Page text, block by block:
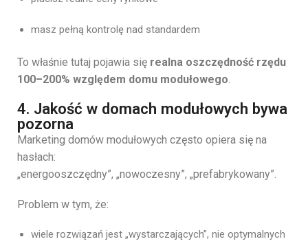
masz pełną kontrolę nad standardem
To właśnie tutaj pojawia się realna oszczędność rzędu
100–200% względem domu modułowego.
4. Jakość w domach modułowych bywa
pozorna
Marketing domów modułowych często opiera się na
hasłach:
„energooszczędny”, „nowoczesny”, „prefabrykowany”.
Problem w tym, że:
wiele rozwiązań jest „wystarczających”, nie optymalnych